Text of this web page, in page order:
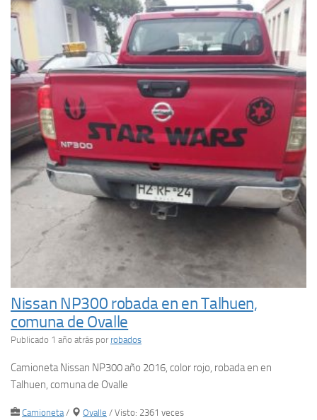
Nissan NP300 robada en en Talhuen,
comuna de Ovalle
Publicado 1 año atrás por robados
Camioneta Nissan NP300 año 2016, color rojo, robada en en
Talhuen, comuna de Ovalle
Camioneta / Ovalle / Visto: 2361 veces